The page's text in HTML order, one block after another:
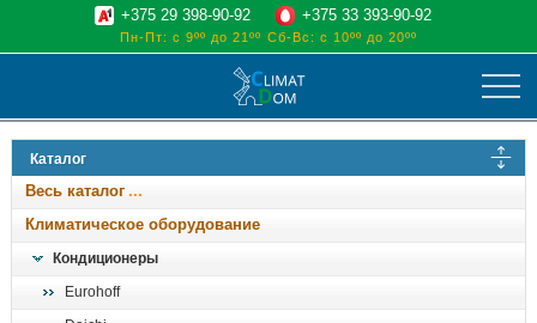
климат
отопительные котлы
водоснабжение
+375 29 398-90-92 +375 33 393-90-92
Пн-Пт: с 9ºº до 21ºº Сб-Вс: с 10ºº до 20ºº
Каталог
Весь каталог
Климатическое оборудование
Кондиционеры
Eurohoff